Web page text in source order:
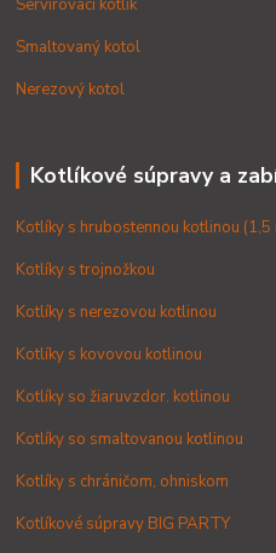
Servírovací kotlík
Smaltovaný kotol
Nerezový kotol
Kotlíkové súpravy a
Kotlíky s hrubostennou kotlinou (1,5
Kotlíky s trojnožkou
Kotlíky s nerezovou kotlinou
Kotlíky s kovovou kotlinou
Kotlíky so žiaruvzdor. kotlinou
Kotlíky so smaltovanou kotlinou
Kotlíky s chráničom, ohniskom
Kotlíkové súpravy BIG PARTY